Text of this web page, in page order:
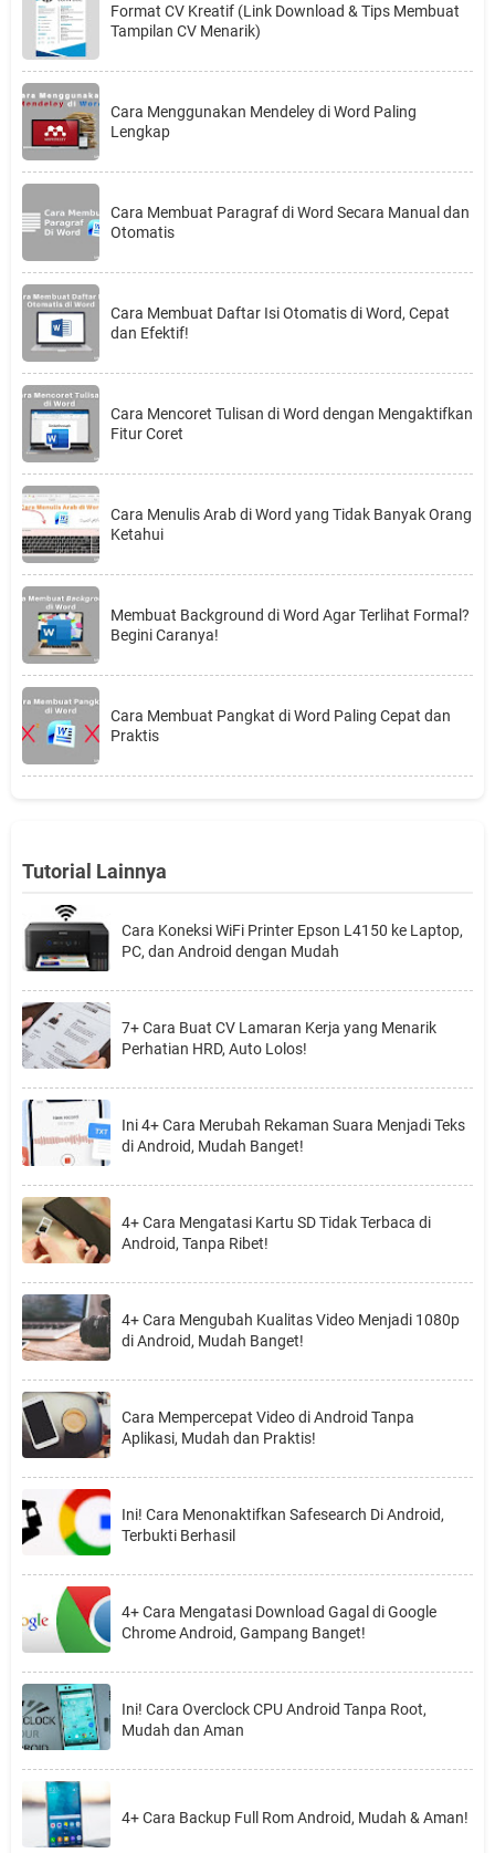
Format CV Kreatif (Link Download & Tips Membuat
Tampilan CV Menarik)
Cara Menggunakan Mendeley di Word Paling
Lengkap
Cara Membuat Paragraf di Word Secara Manual dan
Otomatis
Cara Membuat Daftar Isi Otomatis di Word, Cepat
dan Efektif!
Cara Mencoret Tulisan di Word dengan Mengaktifkan
Fitur Coret
Cara Menulis Arab di Word yang Tidak Banyak Orang
Ketahui
Membuat Background di Word Agar Terlihat Formal?
Begini Caranya!
Cara Membuat Pangkat di Word Paling Cepat dan
Praktis
Tutorial Lainnya
Cara Koneksi WiFi Printer Epson L4150 ke Laptop,
PC, dan Android dengan Mudah
7+ Cara Buat CV Lamaran Kerja yang Menarik
Perhatian HRD, Auto Lolos!
Ini 4+ Cara Merubah Rekaman Suara Menjadi Teks
di Android, Mudah Banget!
4+ Cara Mengatasi Kartu SD Tidak Terbaca di
Android, Tanpa Ribet!
4+ Cara Mengubah Kualitas Video Menjadi 1080p
di Android, Mudah Banget!
Cara Mempercepat Video di Android Tanpa
Aplikasi, Mudah dan Praktis!
Ini! Cara Menonaktifkan Safesearch Di Android,
Terbukti Berhasil
4+ Cara Mengatasi Download Gagal di Google
Chrome Android, Gampang Banget!
Ini! Cara Overclock CPU Android Tanpa Root,
Mudah dan Aman
4+ Cara Backup Full Rom Android, Mudah & Aman!